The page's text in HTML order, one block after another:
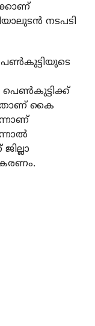
നടപടി
പെണ്‍കുട്ടിക്ക്
കൈ